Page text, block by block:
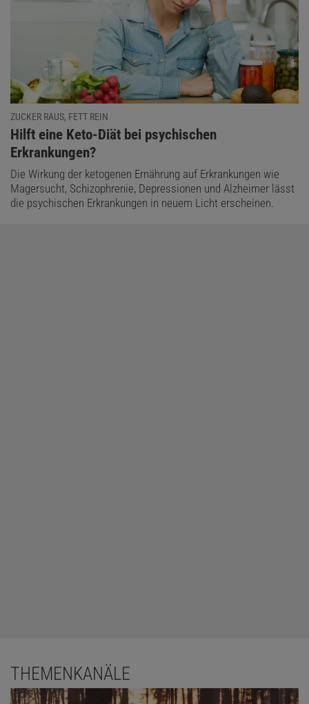
ZUCKER RAUS, FETT REIN
:
Hilft eine Keto-Diät bei psychischen
Erkrankungen?
Die Wirkung der ketogenen Ernährung auf Erkrankungen wie
Magersucht, Schizophrenie, Depressionen und Alzheimer lässt
die psychischen Erkrankungen in neuem Licht erscheinen.
THEMENKANÄLE